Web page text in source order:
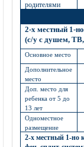
родителями
2-х местный 1-
(с/у с душем, ТВ,
Основное место
Дополнительное
место
Доп. место для
ребенка от 5 до
13 лет
Одноместное
размещение
2-х местный 1-но